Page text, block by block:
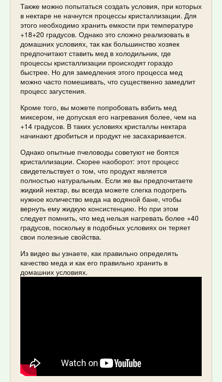
Также можно попытаться создать условия, при которых
в нектаре не начнутся процессы кристаллизации. Для
этого необходимо хранить емкости при температуре
+18+20 градусов. Однако это сложно реализовать в
домашних условиях, так как большинство хозяек
предпочитают ставить мед в холодильник, где
процессы кристаллизации происходят гораздо
быстрее. Но для замедления этого процесса мед
можно часто помешивать, что существенно замедлит
процесс загустения.
Кроме того, вы можете попробовать взбить мед
миксером, не допуская его нагревания более, чем на
+14 градусов. В таких условиях кристаллы нектара
начинают дробиться и продукт не засахаривается.
Однако опытные пчеловоды советуют не боятся
кристаллизации. Скорее наоборот: этот процесс
свидетельствует о том, что продукт является
полностью натуральным. Если же вы предпочитаете
жидкий нектар, вы всегда можете слегка подогреть
нужное количество меда на водяной бане, чтобы
вернуть ему жидкую консистенцию. Но при этом
следует помнить, что мед нельзя нагревать более +40
градусов, поскольку в подобных условиях он теряет
свои полезные свойства.
Из видео вы узнаете, как правильно определять
качество меда и как его правильно хранить в
домашних условиях.